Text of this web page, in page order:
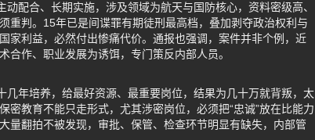
配合、长期实施，涉及领域为航天与国防核心，资料密级高、
重判。15年已是间谍罪有期徒刑最高档，叠加剥夺政治权利与
家利益，必然付出惨痛代价。通报也强调，案件并非个例，近
作、职业发展为诱饵，专门策反内部人员。
年培养，给最好资源、最重要岗位，结果为几十万就背叛，太
教育不能只走形式，尤其涉密岗位，必须把“忠诚”放在比能力
量翻拍不被发现，审批、保管、检查环节明显有缺失，内部管